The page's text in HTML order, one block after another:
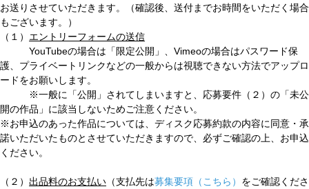
お送りさせていただきます。（確認後、送付までお時間をいただく場合
もございます。）
（１） エントリーフォームの送信
YouTubeの場合は「限定公開」、Vimeoの場合はパスワード保
護、プライベートリンクなどの一般からは視聴できない方法でアップロ
ードをお願いします。
※一般に「公開」されてしまいますと、応募要件（２）の「未公
開の作品」に該当しないためご注意ください。
※お申込のあった作品については、ディスク応募約款の内容に同意・承
諾いただいたものとさせていただきますので、必ずご確認の上、お申込
ください。
（２） 出品料のお支払い （支払先は募集要項（こちら） をご確認くださ